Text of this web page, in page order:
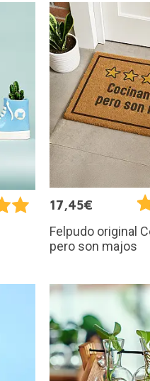
17,45€
Felpudo original
pero son majos